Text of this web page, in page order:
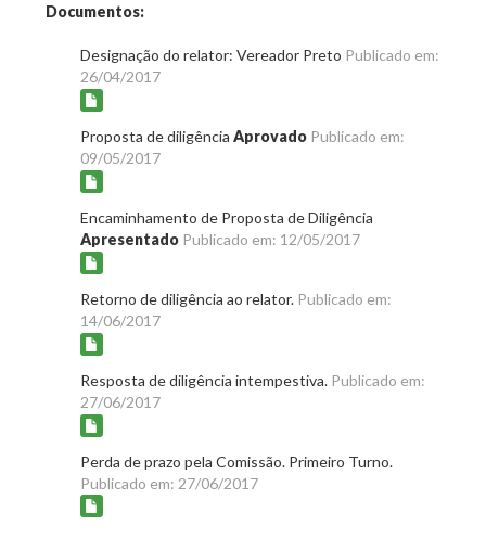
Documentos:
Designação do relator: Vereador Preto Publicado em:
26/04/2017
Proposta de diligência Aprovado Publicado em:
09/05/2017
Encaminhamento de Proposta de Diligência
Apresentado Publicado em: 12/05/2017
Retorno de diligência ao relator. Publicado em:
14/06/2017
Resposta de diligência intempestiva. Publicado em:
27/06/2017
Perda de prazo pela Comissão. Primeiro Turno.
Publicado em: 27/06/2017